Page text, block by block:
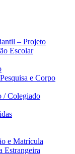
– Projeto
Escolar
e Corpo
/ Colegiado
e Matrícula
Estrangeira